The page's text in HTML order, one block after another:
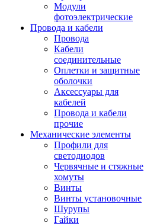
Модули
фотоэлектрические
Провода и кабели
Провода
Кабели
соединительные
Оплетки и защитные
оболочки
Аксессуары для
кабелей
Провода и кабели
прочие
Механические элементы
Профили для
светодиодов
Червячные и стяжные
хомуты
Винты
Винты установочные
Шурупы
Гайки